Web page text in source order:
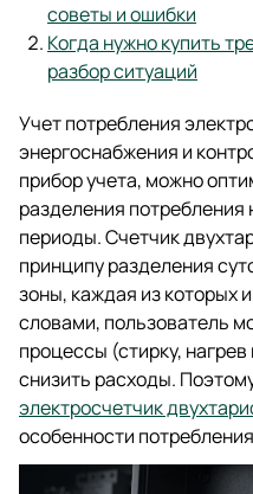
советы и ошибки
Когда нужно купить
разбор ситуаций
Учет потребления
энергоснабжения и
прибор учета, можно
разделения
периоды. Счетчик
принципу разделения
зоны, каждая из которых
словами, пользователь
процессы (стирку,
снизить расходы.
электросчетчик
особенности